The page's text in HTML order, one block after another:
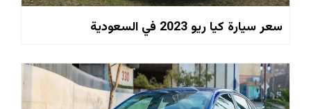
سعر سيارة كيا ريو 2023 في السعودية